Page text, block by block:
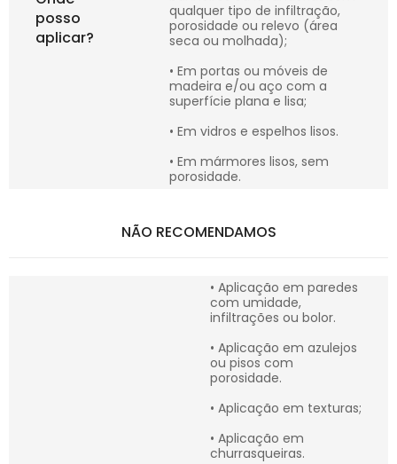
posso
aplicar?
qualquer tipo de infiltração,
porosidade ou relevo (área
seca ou molhada);
• Em portas ou móveis de
madeira e/ou aço com a
superfície plana e lisa;
• Em vidros e espelhos lisos.
• Em mármores lisos, sem
porosidade.
NÃO RECOMENDAMOS
• Aplicação em paredes
com umidade,
infiltrações ou bolor.
• Aplicação em azulejos
ou pisos com
porosidade.
• Aplicação em texturas;
• Aplicação em
churrasqueiras.